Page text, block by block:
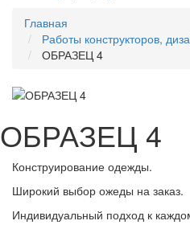
Главная
Работы конструкторов,
ОБРАЗЕЦ 4
ОБРАЗЕЦ 4
Конструирование одежды.
Широкий выбор ожеды на заказ.
Индивидуальный подход к